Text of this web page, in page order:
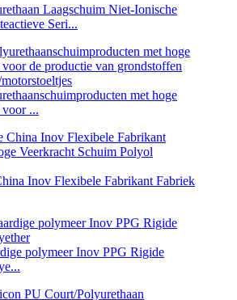
Laagschuim Niet-Ionische
Seri...
met hoge
...
Inov Flexibele Fabrikant Fabriek
polymeer Inov PPG Rigide